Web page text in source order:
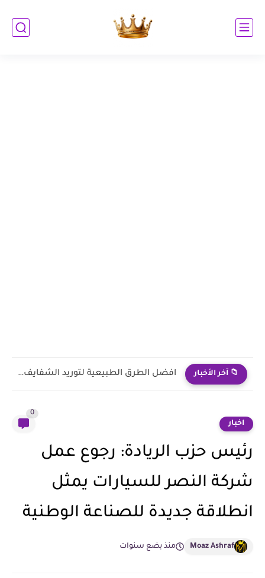
📁 آخر الأخبار ما هي فوئد تدليك الوجه وانواعه المختلفه.. وكيفية عمله في...
اخبار
0
رئيس حزب الريادة: رجوع عمل
شركة النصر للسيارات يمثل
انطلاقة جديدة للصناعة الوطنية
Moaz Ashraf منذ بضع سنوات